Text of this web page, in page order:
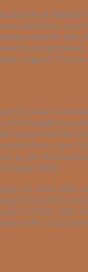
Essen zu fairen
Gerichten sind
möchte. Der
gestaltet
veganen Snack
Du in der
Fat Pumpkin ist
tollen
dem etwa zehn
an der Kopfseite
Etage tiefer.
ist dafür aber
Neben dem
sehr